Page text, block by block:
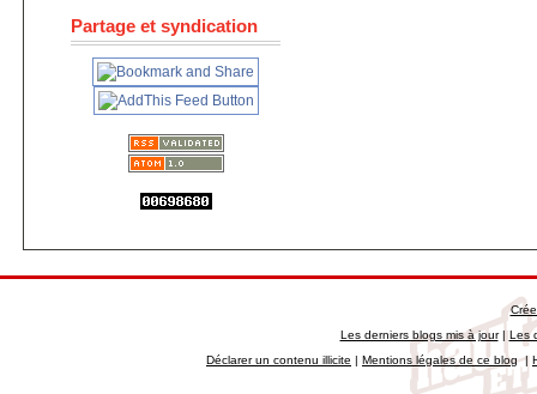
Partage et syndication
Les derniers blogs mis à jour|Les
Déclarer un contenu illicite | Mentions légales de ce blog|